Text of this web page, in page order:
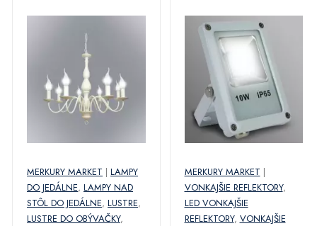
MERKURY MARKET | LAMPY
DO JEDÁLNE, LAMPY NAD
STÔL DO JEDÁLNE, LUSTRE,
LUSTRE DO OBÝVAČKY,
MERKURY MARKET |
VONKAJŠIE REFLEKTORY,
LED VONKAJŠIE
REFLEKTORY, VONKAJŠIE